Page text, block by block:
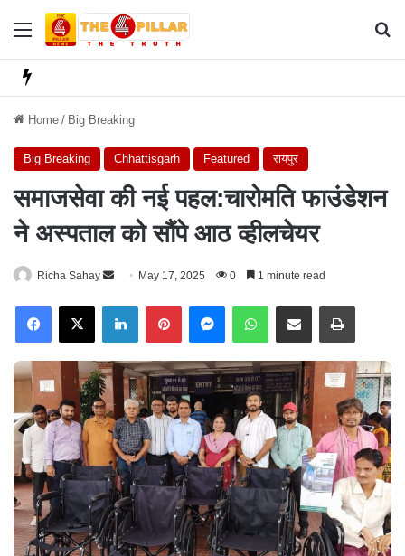
Menu
Home / Big Breaking
Big Breaking Chhattisgarh Featured रायपुर
समाजसेवा की नई पहल:चारोमति फाउंडेशन
ने अस्पताल को सौंपे आठ व्हीलचेयर
Richa Sahay
n
d
a
e
m
a
i
l
May 17, 2025 0 1 minute read
X